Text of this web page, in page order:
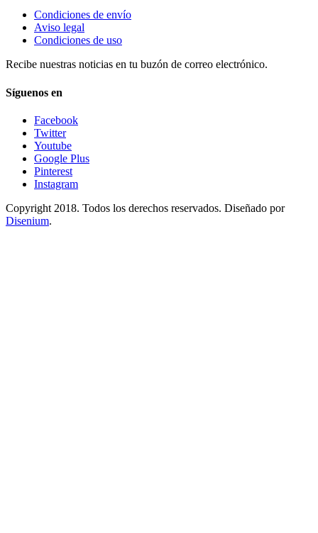
Condiciones de envío
Aviso legal
Condiciones de uso
Recibe nuestras noticias en tu buzón de correo electrónico.
Síguenos en
Facebook
Twitter
Youtube
Google Plus
Pinterest
Instagram
Copyright 2018. Todos los derechos reservados. Diseñado por
Disenium.